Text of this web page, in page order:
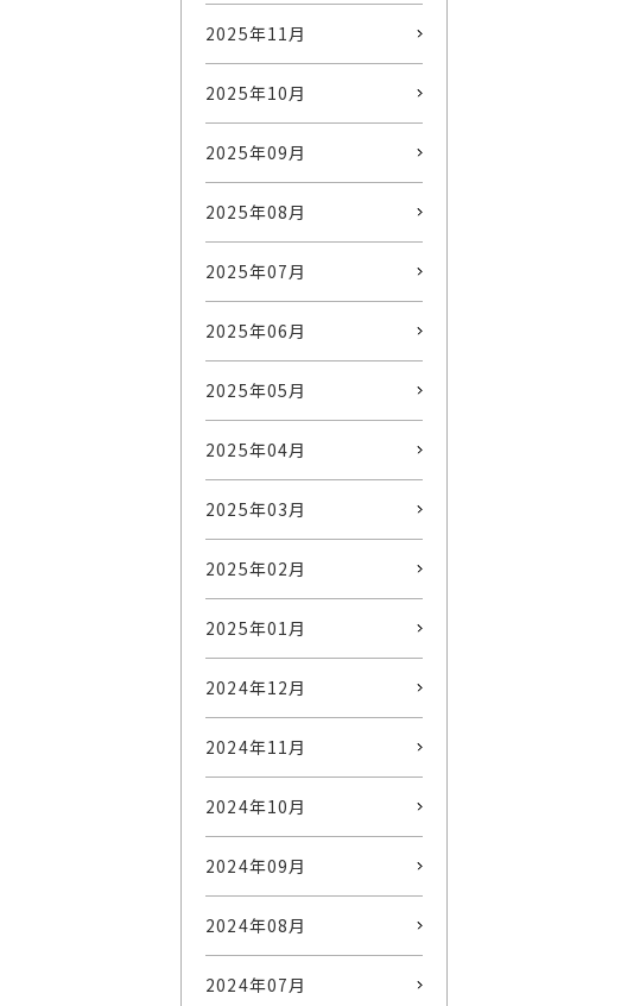
2025年11月
2025年10月
2025年09月
2025年08月
2025年07月
2025年06月
2025年05月
2025年04月
2025年03月
2025年02月
2025年01月
2024年12月
2024年11月
2024年10月
2024年09月
2024年08月
2024年07月